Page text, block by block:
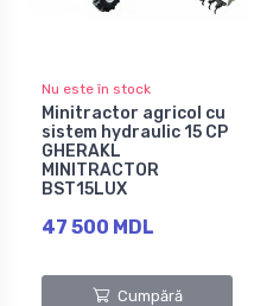
Nu este în stock
Minitractor agricol cu
sistem hydraulic 15 CP
GHERAKL
MINITRACTOR
BST15LUX
47 500 MDL
Cumpără